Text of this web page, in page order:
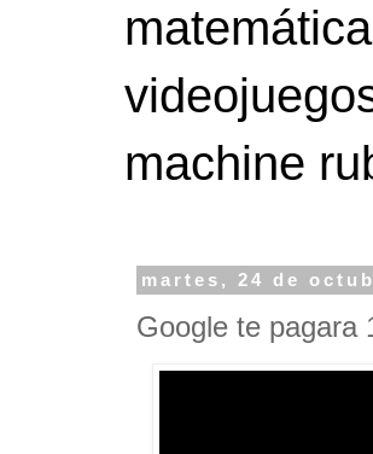
machine
martes, 24 de
Google te pagara